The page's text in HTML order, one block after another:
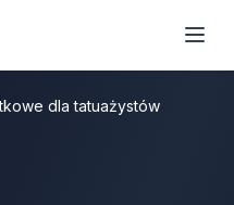
dla tatuażystów